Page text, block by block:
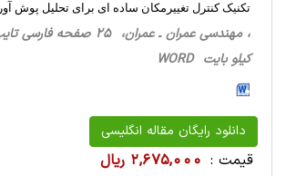
تکنیک کنترل تغییرمکان ساده ای برای تحلیل پوش آور
کیلو بایت WORD
دانلود رایگان مقاله انگلیسی
قیمت : 2,675,000 ریال